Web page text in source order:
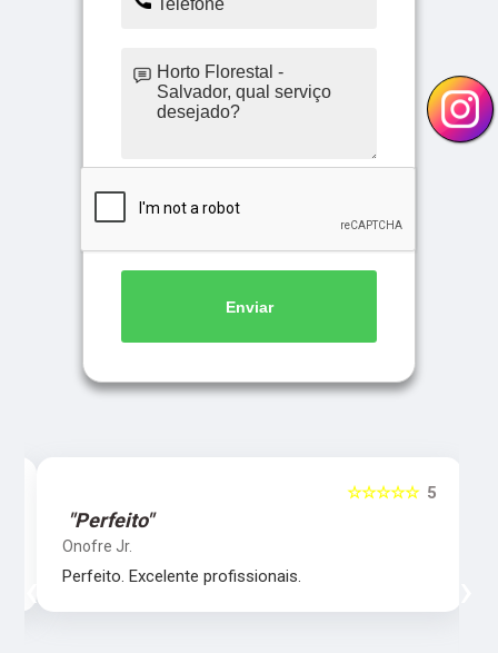
Enviar
5
☆☆☆☆☆
"Perfeito"
Onofre Jr.
Perfeito. Excelente profissionais.
‹